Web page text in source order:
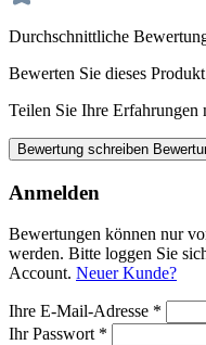
Durchschnittliche
Bewerten Sie dieses
Teilen Sie Ihre Erfahrungen
Bewertung schreiben
Anmelden
Bewertungen können nur
werden. Bitte loggen Sie
Account. Neuer Kunde?
Ihre E-Mail-Adresse *
Ihr Passwort *